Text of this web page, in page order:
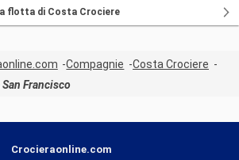
flotta di Costa Crociere
Compagnie
Costa Crociere
Francisco
Crocieraonline.com